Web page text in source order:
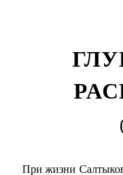
При жизни